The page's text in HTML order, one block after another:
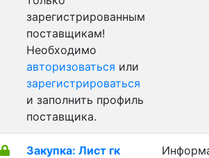
зарегистрированным
поставщикам!
Необходимо
авторизоваться или
зарегистрироваться
и заполнить профиль
поставщика.
Закупка: Лист гк